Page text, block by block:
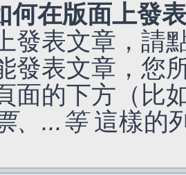
何在版面上發
發表文章，請
發表文章，您
面的下方（比
、...等這樣的